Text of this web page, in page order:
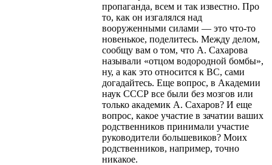
пропаганда, всем и так известно. Про
то, как он изгалялся над
вооруженными силами — это что-то
новенькое, поделитесь. Между делом,
сообщу вам о том, что А. Сахарова
называли «отцом водородной бомбы»,
ну, а как это относится к ВС, сами
догадайтесь. Еще вопрос, в Академии
наук СССР все были без мозгов или
только академик А. Сахаров? И еще
вопрос, какое участие в зачатии ваших
родственников принимали участие
руководители большевиков? Моих
родственников, например, точно
никакое.